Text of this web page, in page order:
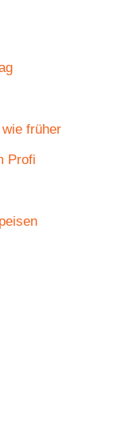
früher
Profi